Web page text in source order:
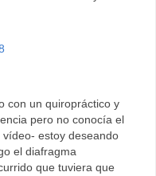
con un quiropráctico y
pero no conocía el
estoy deseando
el diafragma
que tuviera que